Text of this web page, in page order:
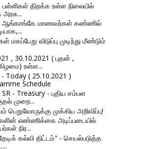
பள்ளிகள் திறக்க உள்ள நிலையில்
ஆங்காங்கே மாணவர்கள் கண்ணில்
மகப்பேறு விடுப்பு முடிந்து மீண்டும்
, 30.10.2021 ( புதன் ,
உள்ள...
- Today ( 25.10.2021 )
Schedule
SR - Treasury - புதிய சம்பள
முறை...
பெறுவோருக்கு முக்கிய அறிவிப்பு!
எண்ணிக்கை அடிப்படையில்
நிர...
கல்வி திட்டம்" - செயல்படுத்த